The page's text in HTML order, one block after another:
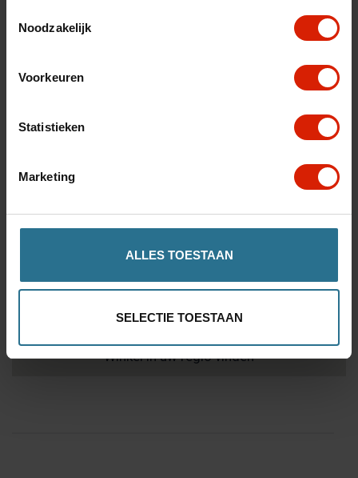
Noodzakelijk
Voorkeuren
Statistieken
Marketing
ALLES TOESTAAN
SELECTIE TOESTAAN
Achterwiel offroad (2 stuks)
Aantal
Toevoegen aan winkelwagen
Winkel in uw regio vinden